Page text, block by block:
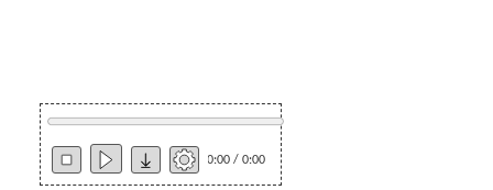
0:00 / 0:00